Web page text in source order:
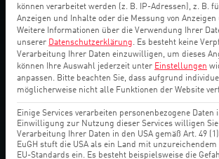
Behalten Sie mit
Sicherheit Ihrer
im Blick
Mit CRCLE können Sie die
Geräteflotten auf einen Blick
bei Bedarf nachjustieren –
können verarbeitet werden (z. B. IP-Adressen), z. B.
Anzeigen und Inhalte oder die Messung von
Weitere Informationen über die Verwendung Ihrer
unserer Datenschutzerklärung. Es besteht keine
Verarbeitung Ihrer Daten einzuwilligen, um dieses
können Ihre Auswahl jederzeit unter Einstellungen
anpassen. Bitte beachten Sie, dass aufgrund
möglicherweise nicht alle Funktionen der Website
Einige Services verarbeiten personenbezogene Daten
Einwilligung zur Nutzung dieser Services willigen
Verarbeitung Ihrer Daten in den USA gemäß Art. 49
EuGH stuft die USA als ein Land mit
EU-Standards ein. Es besteht beispielsweise die